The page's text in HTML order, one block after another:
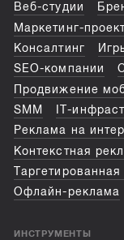
Веб-студии
Маркетинг-
Консалтинг
SEO-компании
Продвижение
SMM
IT-
Реклама на
Контекстная
Офлайн-реклама
ИНСТРУМЕНТЫ